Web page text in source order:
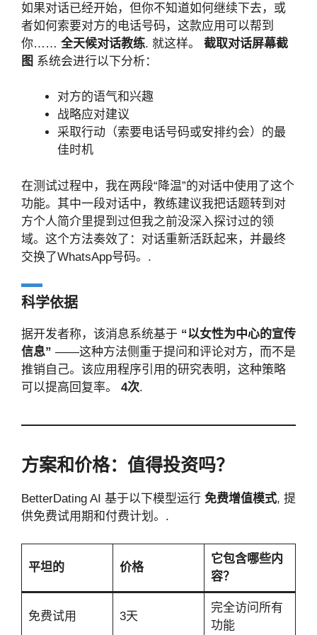
如果对话已经开始，但你不知道如何继续下去，或
者如何索要对方的电话号码，这款应用可以帮到
你…… 全天候对话教练. 就这样。 截取对话屏幕截
图 系统会进行以下分析：
对方的语气和兴趣
战略应对建议
采取行动（索要电话号码或安排约会）的最
佳时机
在测试过程中，我在两段“降温”的对话中使用了这个
功能。其中一段对话中，教练建议我把话题转到对
方个人简介里提到过但我之前没深入探讨过的领
域。这个方法奏效了：对话重新活跃起来，并最终
交换了WhatsApp号码。.
科学依据
据开发者称，该消息系统基于 “以女性为中心的宣传
信息” ——这种方法侧重于提问和评论对方，而不是
推销自己。该应用程序引用的研究表明，这种策略
可以提高回复率。 4次.
方案和价格：值得投资吗？
BetterDating AI 基于以下模型运行 免费增值模式, 提
供免费试用期和付费计划。.
平坦的 价格
它包含哪些内
容？
免费试用 3天
完全访问所有
功能